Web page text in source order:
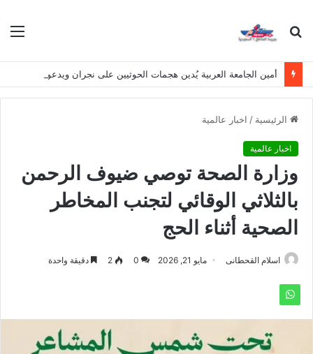
بحث
الرئيسية / اخبار عالمية
اخبار عالمية
وزارة الصحة توصي ضيوف الرحمن
بالثلاثي الوقائي لتجنب المخاطر
الصحية أثناء الحج
اسلام القحطانى مايو 21, 2026 0
2 دقيقة واحدة